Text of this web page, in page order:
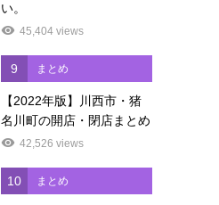
い。
45,404 views
9 まとめ
【2022年版】川西市・猪
名川町の開店・閉店まとめ
42,526 views
10 まとめ